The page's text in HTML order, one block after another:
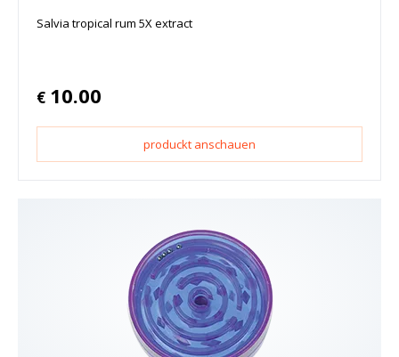
Salvia tropical rum 5X extract
€ 10.00
produckt anschauen